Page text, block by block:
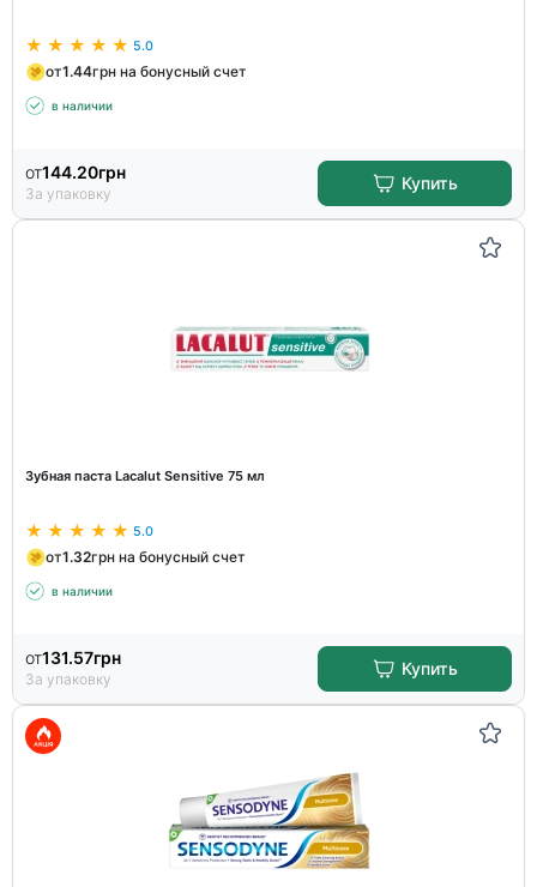
5.0
от1.44грн на бонусный счет
в наличии
от144.20грн
За упаковку
Купить
Зубная паста Lacalut Sensitive 75 мл
5.0
от1.32грн на бонусный счет
в наличии
от131.57грн
За упаковку
Купить